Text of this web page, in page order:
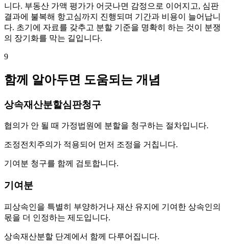
니다. 부동산 가액 평가가 어긋나면 감정으로 이어지고, 심판
결과에 불복해 항고심까지 진행되며 기간과 비용이 늘어납니
다. 초기에 자료를 갖추고 분할 기준을 명확히 하는 것이 분쟁
의 장기화를 막는 길입니다.
9
함께 알아두면 도움되는 개념
상속재산분할심판청구
협의가 안 될 때 가정법원에 분할을 청구하는 절차입니다.
조정전치주의가 적용되어 먼저 조정을 거칩니다.
기여분 청구를 함께 검토합니다.
기여분
피상속인을 특별히 부양하거나 재산 유지에 기여한 상속인의
몫을 더 인정하는 제도입니다.
상속재산분할 단계에서 함께 다루어집니다.